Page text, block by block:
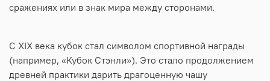
сражениях или в знак мира между сторонами.
С XIX века кубок стал символом спортивной награды
(например, «Кубок Стэнли»). Это стало продолжением
древней практики дарить драгоценную чашу